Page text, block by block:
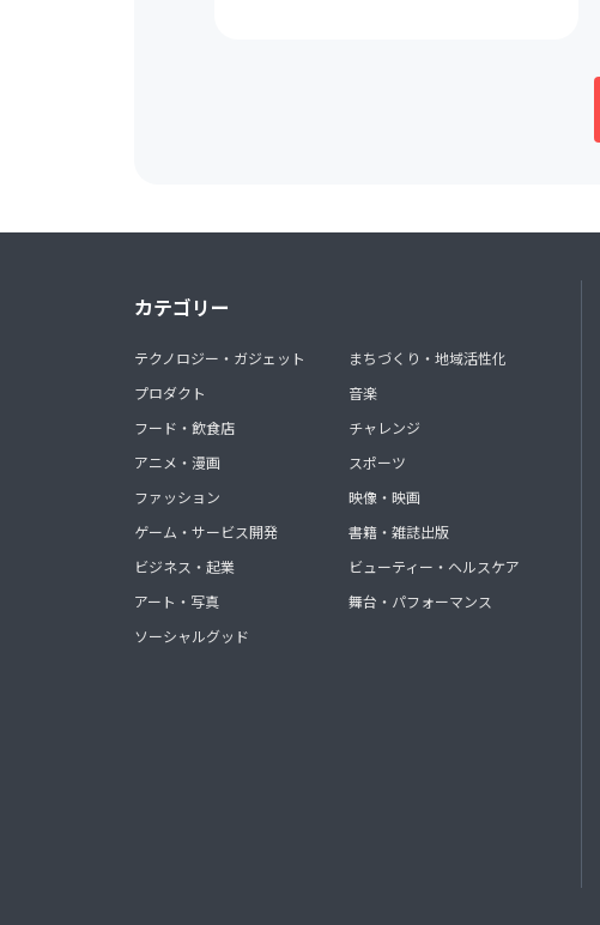
カテゴリー
テクノロジー・ガジェット
プロダクト
フード・飲食店
アニメ・漫画
ファッション
ゲーム・サービス開発
ビジネス・起業
アート・写真
ソーシャルグッド
まちづくり・地域活性化
音楽
チャレンジ
スポーツ
映像・映画
書籍・雑誌出版
ビューティー・ヘルスケア
舞台・パフォーマンス